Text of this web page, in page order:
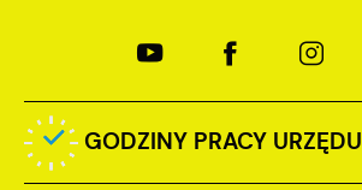
GODZINY PRACY URZĘDU